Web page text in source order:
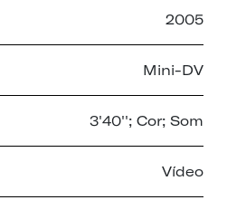
2005
Mini-DV
3'40''; Cor; Som
Vídeo